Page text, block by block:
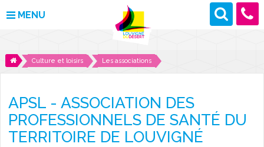
MENU
MAIRIE
DÉCOUVRIR LOUVIGNÉ
CULTURE ET LOISIRS
Culture et loisirs Les associations
APSL - ASSOCIATION DES
PROFESSIONNELS DE SANTÉ DU
TERRITOIRE DE LOUVIGNÉ